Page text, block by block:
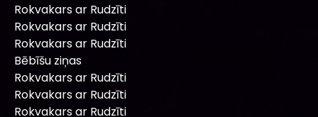
Rokvakars ar Rudzīti
Rokvakars ar Rudzīti
Rokvakars ar Rudzīti
Bēbīšu ziņas
Rokvakars ar Rudzīti
Rokvakars ar Rudzīti
Rokvakars ar Rudzīti